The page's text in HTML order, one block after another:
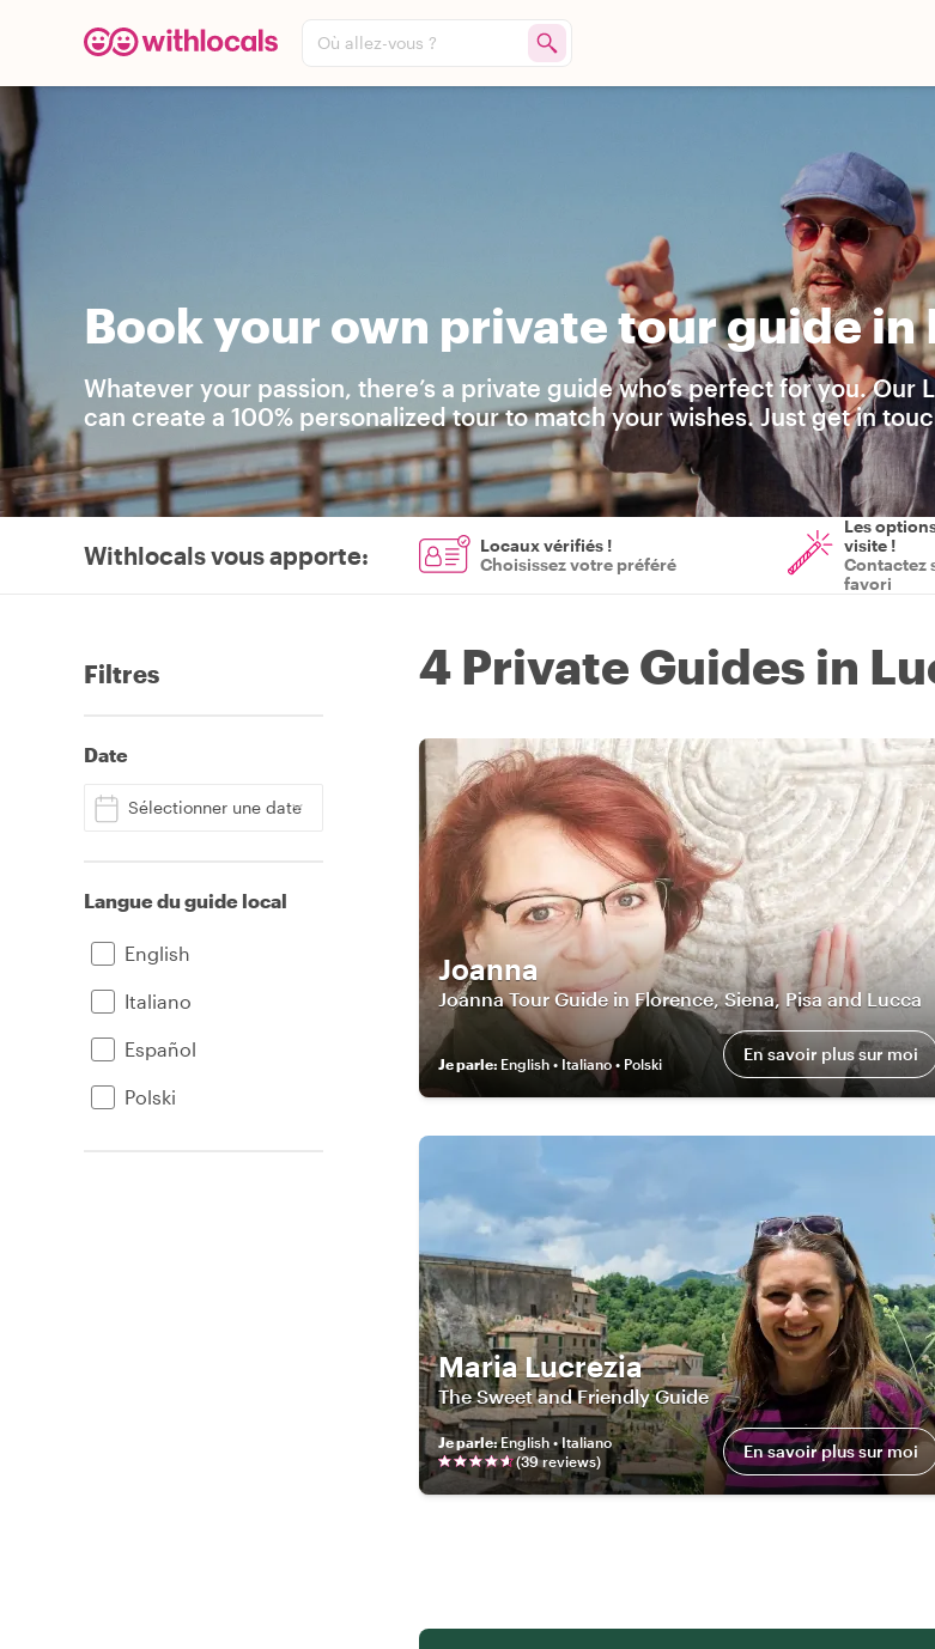
Où allez-vous ?
Book your own private tour guide in
Whatever your passion, there’s a private guide who’s perfect for you. Our
can create a 100% personalized tour to match your wishes. Just get in
Withlocals vous apporte:
Locaux vérifiés !
Choisissez votre préféré
Les
visite !
Contactez
favori
Filtres
Date
Sélectionner une date
Langue du guide local
English
Italiano
Español
Polski
4 Private Guides in
Joanna
Joanna Tour Guide in Florence, Siena, Pisa and Lucca
Je parle: English • Italiano • Polski En savoir plus sur moi
Maria Lucrezia
The Sweet and Friendly Guide
Je parle:English • Italiano
(39reviews) En savoir plus sur moi